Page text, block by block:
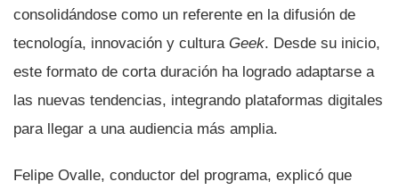
consolidándose como un referente en la difusión de
tecnología, innovación y cultura Geek. Desde su inicio,
este formato de corta duración ha logrado adaptarse a
las nuevas tendencias, integrando plataformas digitales
para llegar a una audiencia más amplia.
Felipe Ovalle, conductor del programa, explicó que